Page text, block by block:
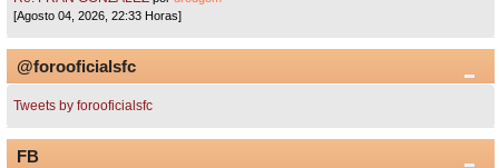
[Agosto 04, 2026, 22:33 Horas]
@forooficialsfc
Tweets by forooficialsfc
FB